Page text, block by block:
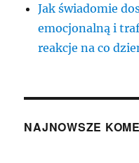
Jak świadomie
emocjonalną i
reakcje na co
NAJNOWSZE